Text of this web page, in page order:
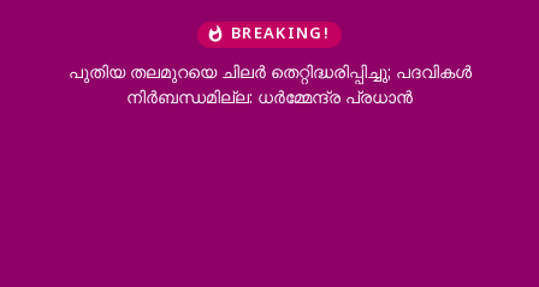
BREAKING!
പുതിയ തലമുറയെ ചിലർ തെറ്റിദ്ധരിപ്പിച്ചു; പദവികൾ
നിർബന്ധമില്ല: ധർമ്മേന്ദ്ര പ്രധാൻ